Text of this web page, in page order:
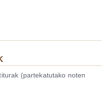
(partekatutako noten